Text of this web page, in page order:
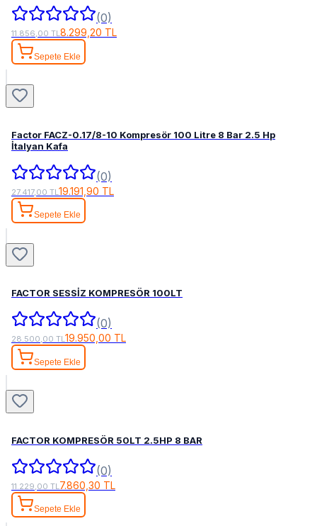
(0)
11.856,00 TL8.299,20 TL
Sepete Ekle
Factor FACZ-0.17/8-10 Kompresör 100 Litre 8 Bar 2.5 Hp
İtalyan Kafa
(0)
27.417,00 TL 19.191,90 TL
Sepete Ekle
FACTOR SESSİZ KOMPRESÖR 100LT
(0)
28.500,00 TL19.950,00 TL
Sepete Ekle
FACTOR KOMPRESÖR 50LT 2.5HP 8 BAR
(0)
11.229,00 TL7.860,30 TL
Sepete Ekle